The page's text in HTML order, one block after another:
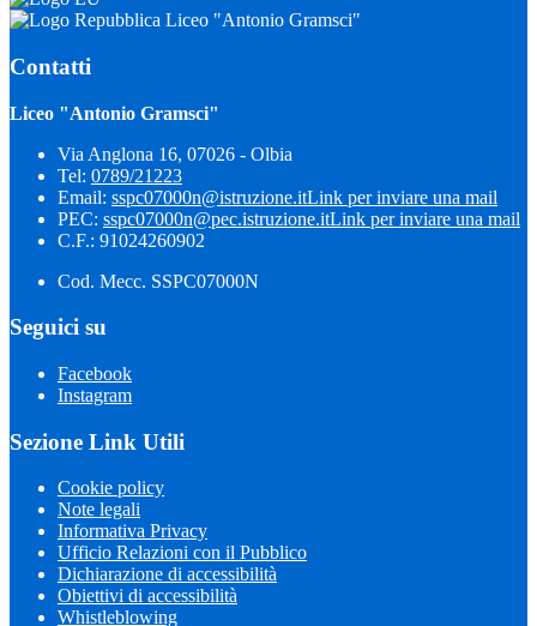
Liceo "Antonio Gramsci"
Contatti
Liceo "Antonio Gramsci"
Via Anglona 16, 07026 - Olbia
Tel: 0789/21223
Email: sspc07000n@istruzione.itLink per inviare una mail
PEC: sspc07000n@pec.istruzione.itLink per inviare una mail
C.F.: 91024260902
Cod. Mecc. SSPC07000N
Seguici su
Facebook
Instagram
Sezione Link Utili
Cookie policy
Note legali
Informativa Privacy
Ufficio Relazioni con il Pubblico
Dichiarazione di accessibilità
Obiettivi di accessibilità
Whistleblowing